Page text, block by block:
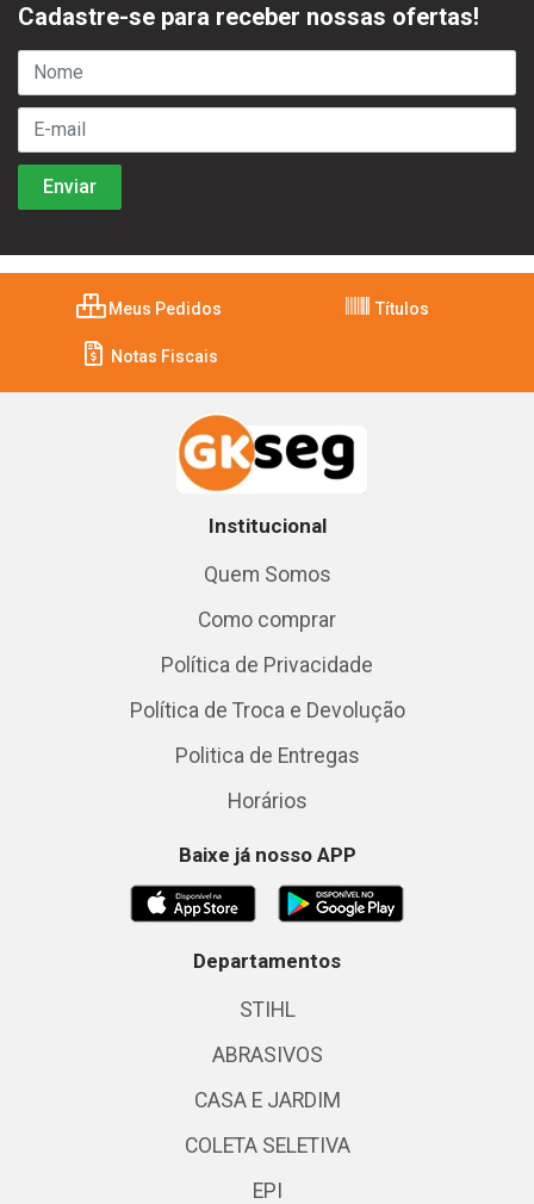
Cadastre-se para receber nossas ofertas!
Meus Pedidos Títulos
Notas Fiscais
Institucional
Quem Somos
Como comprar
Política de Privacidade
Política de Troca e Devolução
Politica de Entregas
Horários
Baixe já nosso APP
Departamentos
STIHL
ABRASIVOS
CASA E JARDIM
COLETA SELETIVA
EPI